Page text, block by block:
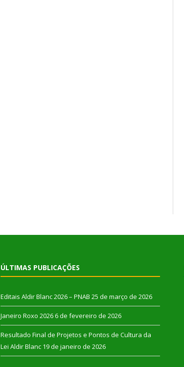
ÚLTIMAS PUBLICAÇÕES
Editais Aldir Blanc 2026 – PNAB 25 de março de 2026
Janeiro Roxo 2026 6 de fevereiro de 2026
Resultado Final de Projetos e Pontos de Cultura da
Lei Aldir Blanc 19 de janeiro de 2026